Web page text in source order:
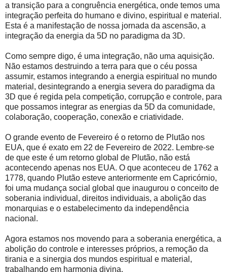
a transição para a congruência energética, onde temos uma
integração perfeita do humano e divino, espiritual e material.
Esta é a manifestação de nossa jornada da ascensão, a
integração da energia da 5D no paradigma da 3D.
Como sempre digo, é uma integração, não uma aquisição.
Não estamos destruindo a terra para que o céu possa
assumir, estamos integrando a energia espiritual no mundo
material, desintegrando a energia severa do paradigma da
3D que é regida pela competição, corrupção e controle, para
que possamos integrar as energias da 5D da comunidade,
colaboração, cooperação, conexão e criatividade.
O grande evento de Fevereiro é o retorno de Plutão nos
EUA, que é exato em 22 de Fevereiro de 2022. Lembre-se
de que este é um retorno global de Plutão, não está
acontecendo apenas nos EUA. O que aconteceu de 1762 a
1778, quando Plutão esteve anteriormente em Capricórnio,
foi uma mudança social global que inaugurou o conceito de
soberania individual, direitos individuais, a abolição das
monarquias e o estabelecimento da independência
nacional.
Agora estamos nos movendo para a soberania energética, a
abolição do controle e interesses próprios, a remoção da
tirania e a sinergia dos mundos espiritual e material,
trabalhando em harmonia divina.